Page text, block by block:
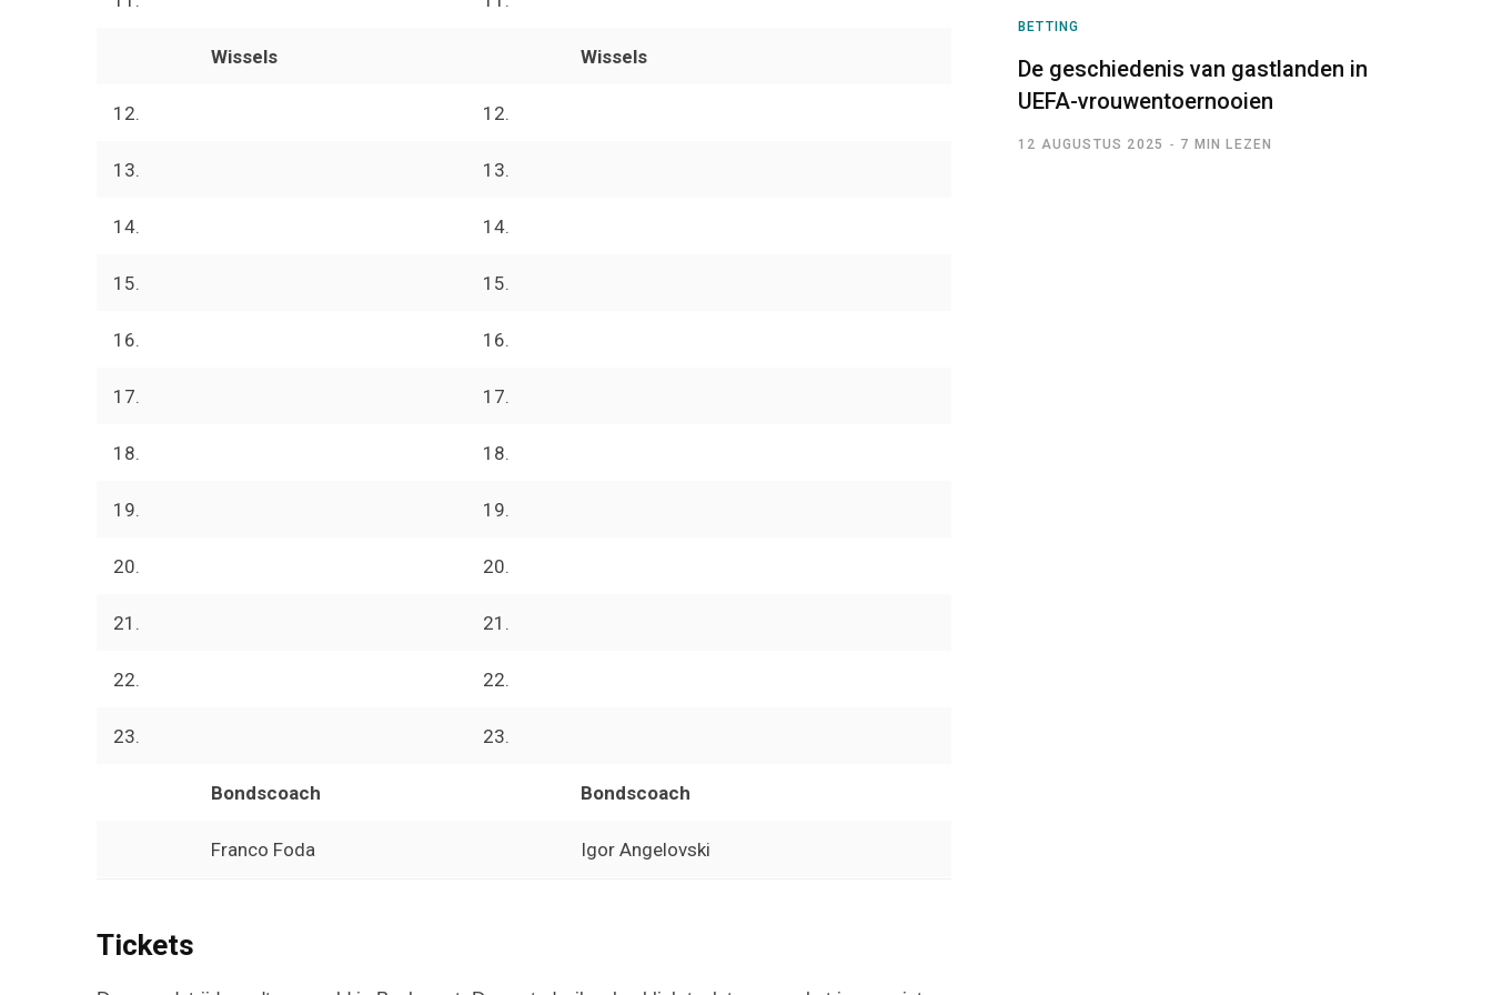
Wissels Wissels
12. 12.
13. 13.
14. 14.
15. 15.
16. 16.
17. 17.
18. 18.
19. 19.
20. 20.
21. 21.
22. 22.
23. 23.
Bondscoach Bondscoach
Franco Foda Igor Angelovski
Tickets
BETTING
De geschiedenis van gastlanden in
UEFA-vrouwentoernooien
12 AUGUSTUS 2025 7 MIN LEZEN